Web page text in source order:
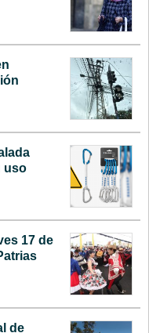
uso
17 de
de